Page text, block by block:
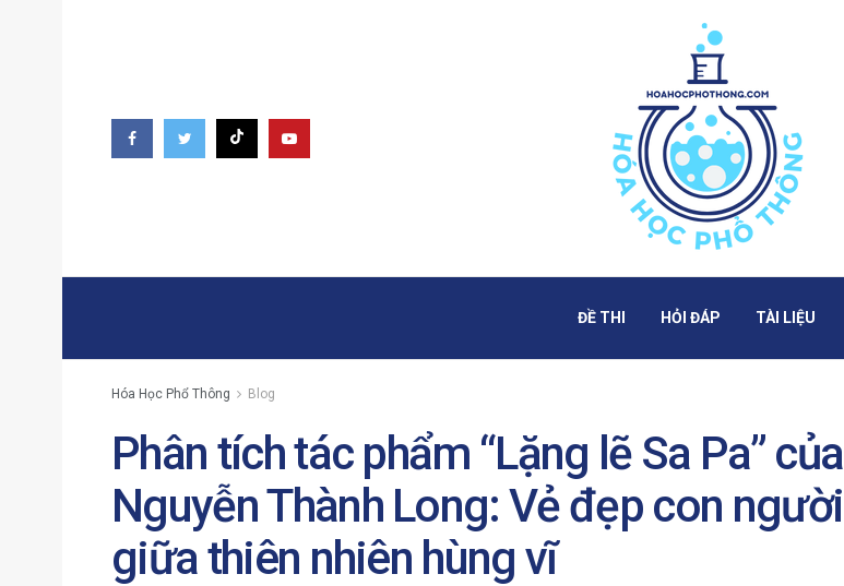
ĐỀ THI HỎI ĐÁP TÀI LIỆU
Hóa Học Phổ Thông Blog
Phân tích tác phẩm “Lặng lẽ Sa Pa” của
Nguyễn Thành Long: Vẻ đẹp con người
giữa thiên nhiên hùng vĩ